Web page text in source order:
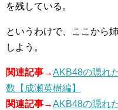
を残している。
というわけで、ここから
しよう。
関連記事→AKB48の隠れ
数【成瀬英樹編】
関連記事→AKB48の隠れ